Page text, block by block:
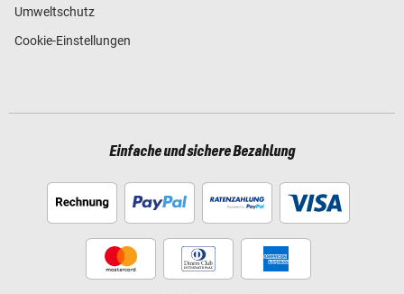
Umweltschutz
Cookie-Einstellungen
Einfache und sichere Bezahlung